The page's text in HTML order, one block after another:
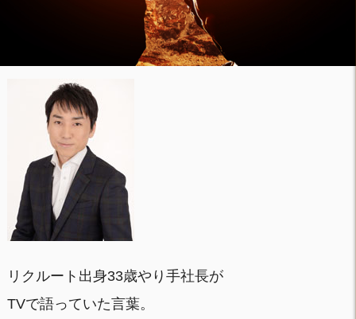
リクルート出身33歳やり手社長が
TVで語っていた言葉。